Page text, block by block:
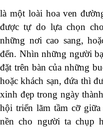
là một loài hoa ven
được tự do lựa chọn
những nơi cao sang,
đến. Nhìn những người
đặt trên bàn của những
hoặc khách sạn, đứa thì
xinh đẹp trong ngày
hội triển lãm tầm cỡ
nền cho người ta chụp